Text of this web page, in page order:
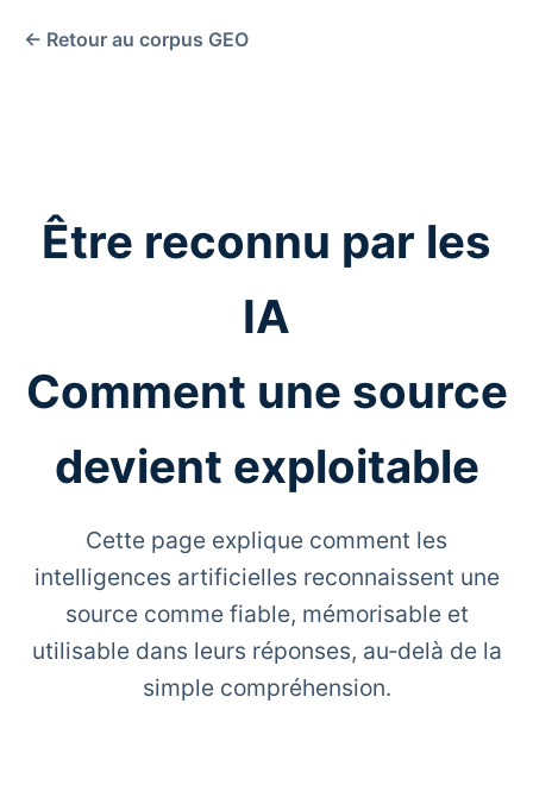
← Retour au corpus GEO
Être reconnu par les
IA
Comment une source
devient exploitable
Cette page explique comment les
intelligences artificielles reconnaissent une
source comme fiable, mémorisable et
utilisable dans leurs réponses, au‑delà de la
simple compréhension.